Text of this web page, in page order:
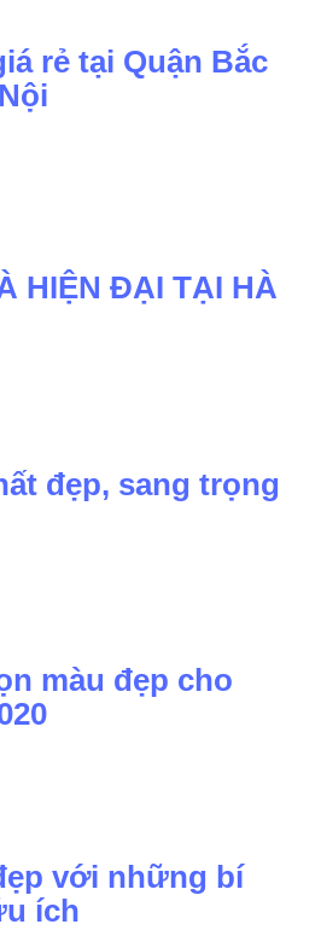
rẻ tại Quận Bắc
HIỆN ĐẠI TẠI HÀ
đẹp, sang trọng
màu đẹp cho
với những bí
ích